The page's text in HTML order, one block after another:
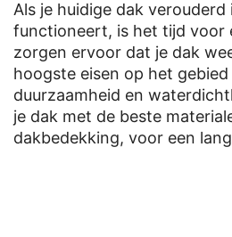
Als je huidige dak
functioneert, is het tijd voor
zorgen ervoor dat je dak
hoogste eisen op het
duurzaamheid en
je dak met de beste
dakbedekking, voor een